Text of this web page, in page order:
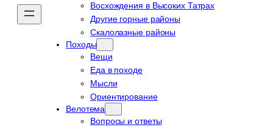
Восхождения в Высоких Татрах
Другие горные районы
Скалолазные районы
Походы
Вещи
Еда в походе
Мысли
Ориентирование
Велотема
Вопросы и ответы